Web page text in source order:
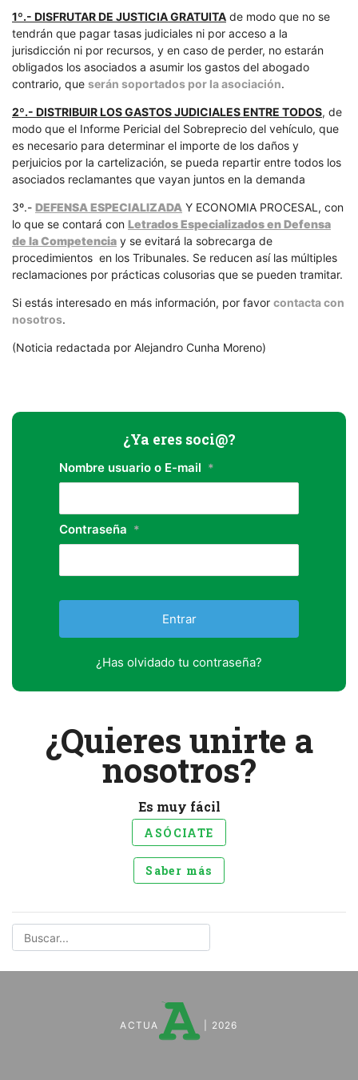
1º.- DISFRUTAR DE JUSTICIA GRATUITA de modo que no se
tendrán que pagar tasas judiciales ni por acceso a la
jurisdicción ni por recursos, y en caso de perder, no estarán
obligados los asociados a asumir los gastos del abogado
contrario, que serán soportados por la asociación.
2º.- DISTRIBUIR LOS GASTOS JUDICIALES ENTRE TODOS, de
modo que el Informe Pericial del Sobreprecio del vehículo, que
es necesario para determinar el importe de los daños y
perjuicios por la cartelización, se pueda repartir entre todos los
asociados reclamantes que vayan juntos en la demanda
3º.- DEFENSA ESPECIALIZADA Y ECONOMIA PROCESAL, con
lo que se contará con Letrados Especializados en Defensa
de la Competencia y se evitará la sobrecarga de
procedimientos en los Tribunales. Se reducen así las múltiples
reclamaciones por prácticas colusorias que se pueden tramitar.
Si estás interesado en más información, por favor contacta con
nosotros.
(Noticia redactada por Alejandro Cunha Moreno)
¿Ya eres soci@?
Nombre usuario o E-mail *
Contraseña *
¿Has olvidado tu contraseña?
¿Quieres unirte a
nosotros?
Es muy fácil
ASÓCIATE
Saber más
ACTUA | 2026